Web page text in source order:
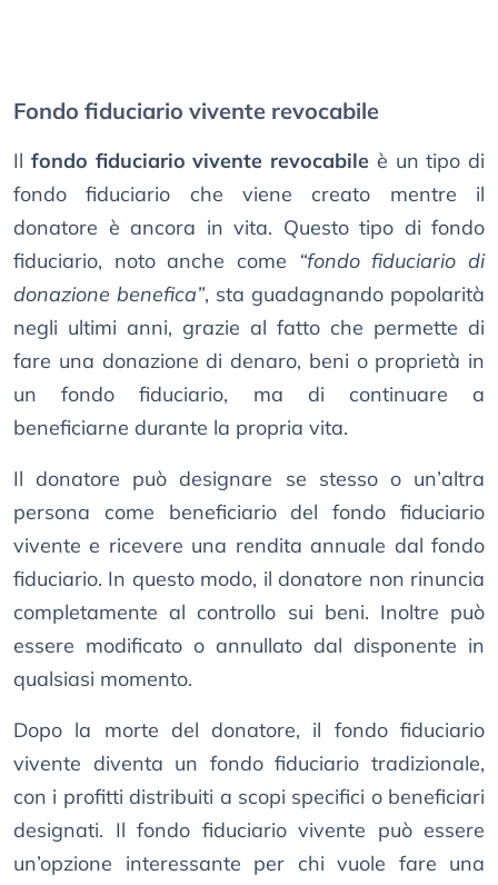
Fondo fiduciario vivente revocabile
Il fondo fiduciario vivente revocabile è un tipo di
fondo fiduciario che viene creato mentre il
donatore è ancora in vita. Questo tipo di fondo
fiduciario, noto anche come
“fondo fiduciario di
donazione benefica”, sta guadagnando popolarità
negli ultimi anni, grazie al fatto che permette di
fare una donazione di denaro, beni o proprietà in
un fondo fiduciario, ma di continuare a
beneficiarne durante la propria vita.
Il donatore può designare se stesso o un’altra
persona come beneficiario del fondo fiduciario
vivente e ricevere una rendita annuale dal fondo
fiduciario. In questo modo, il donatore non rinuncia
completamente al controllo sui beni. Inoltre può
essere modificato o annullato dal disponente in
qualsiasi momento.
Dopo la morte del donatore, il fondo fiduciario
vivente diventa un fondo fiduciario tradizionale,
con i profitti distribuiti a scopi specifici o beneficiari
designati. Il fondo fiduciario vivente può essere
un’opzione interessante per chi vuole fare una